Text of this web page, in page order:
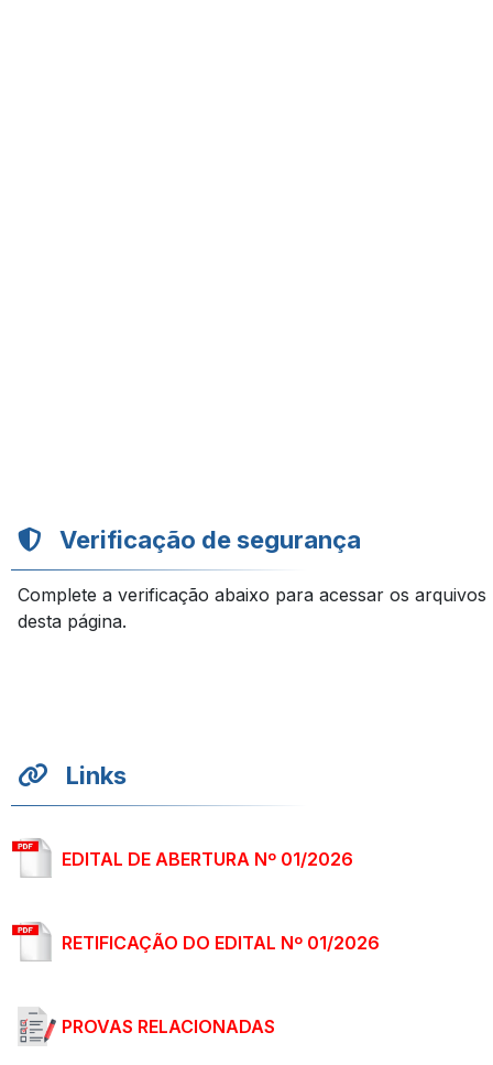
Verificação de segurança
Complete a verificação abaixo para acessar os arquivos
desta página.
Links
EDITAL DE ABERTURA Nº 01/2026
RETIFICAÇÃO DO EDITAL Nº 01/2026
PROVAS RELACIONADAS